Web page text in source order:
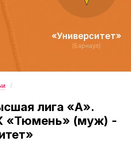
«Университет»
(Барнаул)
лига «А».
«Тюмень» (муж) -